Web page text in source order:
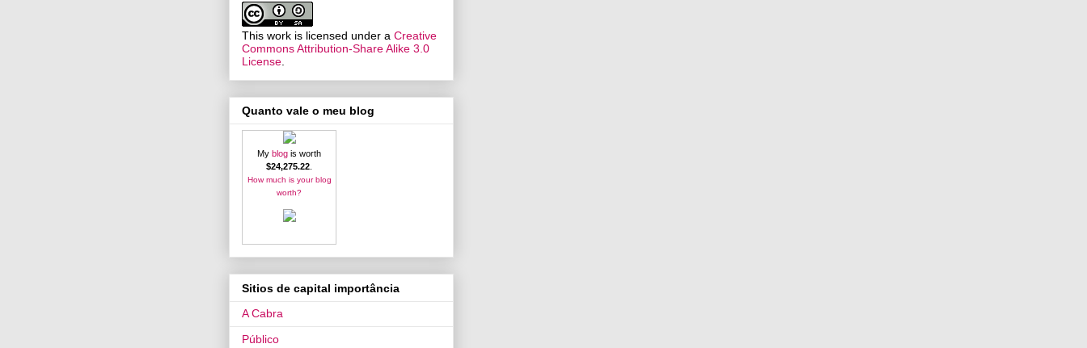
This work is licensed under a Creative
Commons Attribution-Share Alike 3.0
License
Quanto vale o meu blog
My blog is worth
$24,275.22
How much is your blog
worth?
Sitios de capital importância
A Cabra
Público